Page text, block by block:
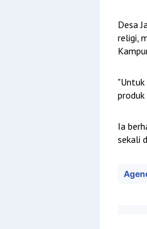
Desa
religi,
"Untuk
produk
Ia
sekali